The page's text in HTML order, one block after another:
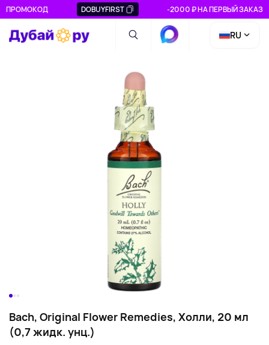
ПРОМОКОД DOBUYFIRST -2000 ₽ НА ПЕРВЫЙ ЗАКАЗ
RU
Bach, Original Flower Remedies, Холли, 20 мл
(0,7 жидк. унц.)